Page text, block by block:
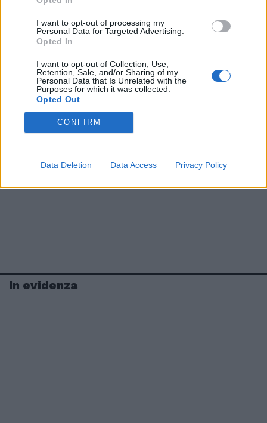
I want to opt-out of processing my
Personal Data for Targeted Advertising.
Opted In
I want to opt-out of Collection, Use,
Retention, Sale, and/or Sharing of my
Personal Data that Is Unrelated with the
Purposes for which it was collected.
Opted Out
CONFIRM
Data Deletion Data Access Privacy Policy
In evidenza